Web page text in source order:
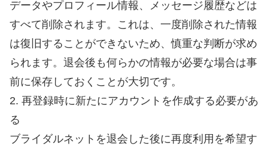
データやプロフィール情報、メッセージ履歴などは
すべて削除されます。これは、一度削除された情報
は復旧することができないため、慎重な判断が求め
られます。退会後も何らかの情報が必要な場合は事
前に保存しておくことが大切です。
2. 再登録時に新たにアカウントを作成する必要があ
る
ブライダルネットを退会した後に再度利用を希望す